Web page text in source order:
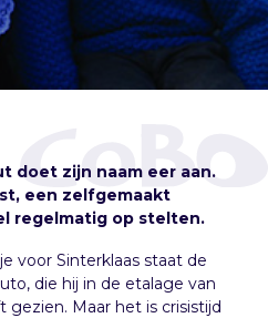
doet zijn naam eer aan.
een zelfgemaakt
regelmatig op stelten.
voor Sinterklaas staat de
die hij in de etalage van
Maar het is crisistijd